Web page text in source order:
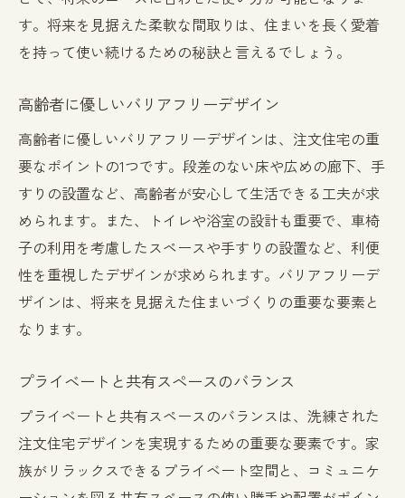
す。将来を見据えた柔軟な間取りは、住まいを長く愛着
を持って使い続けるための秘訣と言えるでしょう。
高齢者に優しいバリアフリーデザイン
高齢者に優しいバリアフリーデザインは、注文住宅の重
要なポイントの1つです。段差のない床や広めの廊下、手
すりの設置など、高齢者が安心して生活できる工夫が求
められます。また、トイレや浴室の設計も重要で、車椅
子の利用を考慮したスペースや手すりの設置など、利便
性を重視したデザインが求められます。バリアフリーデ
ザインは、将来を見据えた住まいづくりの重要な要素と
なります。
プライベートと共有スペースのバランス
プライベートと共有スペースのバランスは、洗練された
注文住宅デザインを実現するための重要な要素です。家
族がリラックスできるプライベート空間と、コミュニケ